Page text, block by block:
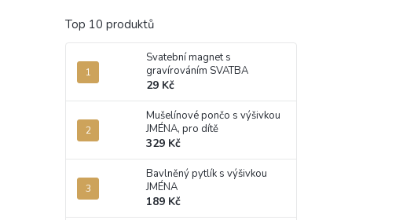
Top 10 produktů
Svatební magnet s
gravírováním SVATBA
29 Kč
Mušelínové pončo s výšivkou
JMÉNA, pro dítě
329 Kč
Bavlněný pytlík s výšivkou
JMÉNA
189 Kč